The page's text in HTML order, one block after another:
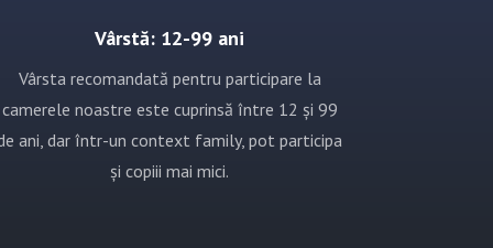
Vârstă: 12-99 ani
Vârsta recomandată pentru participare la
camerele noastre este cuprinsă între 12 și 99
ani, dar într-un context family, pot participa
și copiii mai mici.